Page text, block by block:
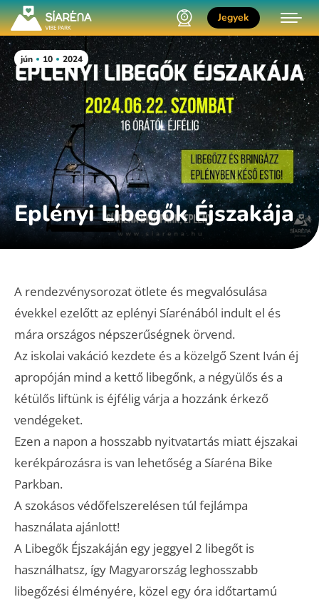
Jegyek
Eplényi Libegők Éjszakája
jún 10 2024
A rendezvénysorozat ötlete és megvalósulása
évekkel ezelőtt az eplényi Síarénából indult el és
mára országos népszerűségnek örvend.
Az iskolai vakáció kezdete és a közelgő Szent Iván éj
apropóján mind a kettő libegőnk, a négyülős és a
kétülős liftünk is éjfélig várja a hozzánk érkező
vendégeket.
Ezen a napon a hosszabb nyitvatartás miatt éjszakai
kerékpározásra is van lehetőség a Síaréna Bike
Parkban.
A szokásos védőfelszerelésen túl fejlámpa
használata ajánlott!
A Libegők Éjszakáján egy jeggyel 2 libegőt is
használhatsz, így Magyarország leghosszabb
libegőzési élményére, közel egy óra időtartamú